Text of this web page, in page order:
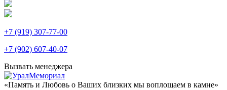
+7 (919) 307-77-00
+7 (902) 607-40-07
Вызвать менеджера
«Память и Любовь о Ваших близких мы воплощаем в камне»